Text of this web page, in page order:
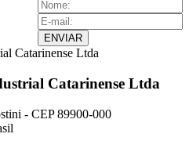
ENVIAR
Catarinense Ltda
- CEP 89900-000